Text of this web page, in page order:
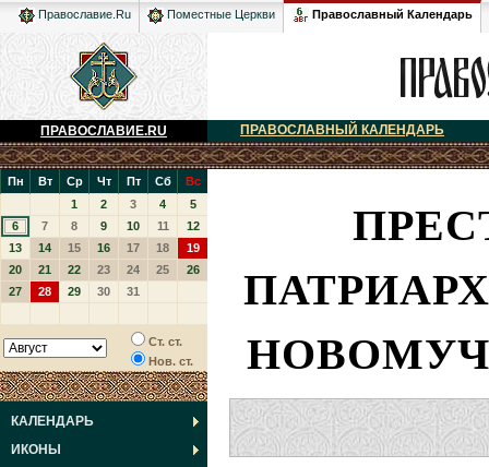
Православие.Ru Поместные Церкви Православный Календарь
ПРАВОСЛАВИЕ.RU ПРАВОСЛАВНЫЙ КАЛЕНДАРЬ
Пн Вт Ср Чт Пт Сб
Вс
1
2 3 4
5
6
7 8 9 10 11
12
13
14 15 16 17 18
19
20
21 22 23 24 25
26
27
28 29 30 31
Ст. ст.
Нов. ст.
КАЛЕНДАРЬ
ИКОНЫ